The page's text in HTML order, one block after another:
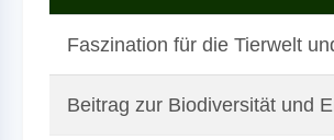
Faszination für die Tierwelt
Beitrag zur Biodiversität und